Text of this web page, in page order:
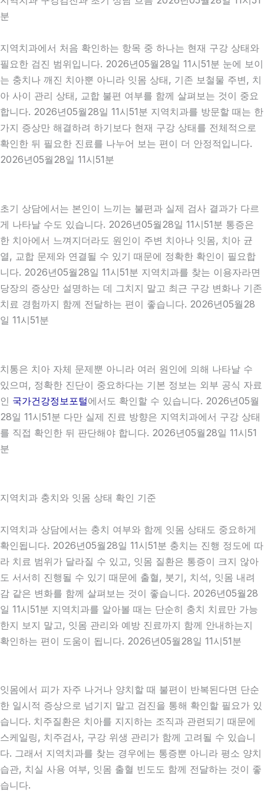
분
지역치과에서 처음 확인하는 항목 중 하나는 현재 구강 상태와
필요한 검진 범위입니다. 2026년05월28일 11시51분 눈에 보이
는 충치나 깨진 치아뿐 아니라 잇몸 상태, 기존 보철물 주변, 치
아 사이 관리 상태, 교합 불편 여부를 함께 살펴보는 것이 중요
합니다. 2026년05월28일 11시51분 지역치과를 방문할 때는 한
가지 증상만 해결하려 하기보다 현재 구강 상태를 전체적으로
확인한 뒤 필요한 진료를 나누어 보는 편이 더 안정적입니다.
2026년05월28일 11시51분
초기 상담에서는 본인이 느끼는 불편과 실제 검사 결과가 다르
게 나타날 수도 있습니다. 2026년05월28일 11시51분 통증은
한 치아에서 느껴지더라도 원인이 주변 치아나 잇몸, 치아 균
열, 교합 문제와 연결될 수 있기 때문에 정확한 확인이 필요합
니다. 2026년05월28일 11시51분 지역치과를 찾는 이용자라면
당장의 증상만 설명하는 데 그치지 말고 최근 구강 변화나 기존
치료 경험까지 함께 전달하는 편이 좋습니다. 2026년05월28
일 11시51분
치통은 치아 자체 문제뿐 아니라 여러 원인에 의해 나타날 수
있으며, 정확한 진단이 중요하다는 기본 정보는 외부 공식 자료
인 국가건강정보포털에서도 확인할 수 있습니다. 2026년05월
28일 11시51분 다만 실제 진료 방향은 지역치과에서 구강 상태
를 직접 확인한 뒤 판단해야 합니다. 2026년05월28일 11시51
분
지역치과 충치와 잇몸 상태 확인 기준
지역치과 상담에서는 충치 여부와 함께 잇몸 상태도 중요하게
확인됩니다. 2026년05월28일 11시51분 충치는 진행 정도에 따
라 치료 범위가 달라질 수 있고, 잇몸 질환은 통증이 크지 않아
도 서서히 진행될 수 있기 때문에 출혈, 붓기, 치석, 잇몸 내려
감 같은 변화를 함께 살펴보는 것이 좋습니다. 2026년05월28
일 11시51분 지역치과를 알아볼 때는 단순히 충치 치료만 가능
한지 보지 말고, 잇몸 관리와 예방 진료까지 함께 안내하는지
확인하는 편이 도움이 됩니다. 2026년05월28일 11시51분
잇몸에서 피가 자주 나거나 양치할 때 불편이 반복된다면 단순
한 일시적 증상으로 넘기지 말고 검진을 통해 확인할 필요가 있
습니다. 치주질환은 치아를 지지하는 조직과 관련되기 때문에
스케일링, 치주검사, 구강 위생 관리가 함께 고려될 수 있습니
다. 그래서 지역치과를 찾는 경우에는 통증뿐 아니라 평소 양치
습관, 치실 사용 여부, 잇몸 출혈 빈도도 함께 전달하는 것이 좋
습니다.